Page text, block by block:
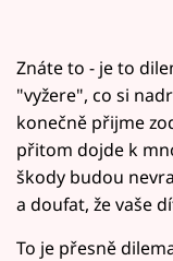
Znáte to - je to
"vyžere", co si
konečně přijme
přitom dojde k
škody budou
a doufat, že vaše
To je přesně